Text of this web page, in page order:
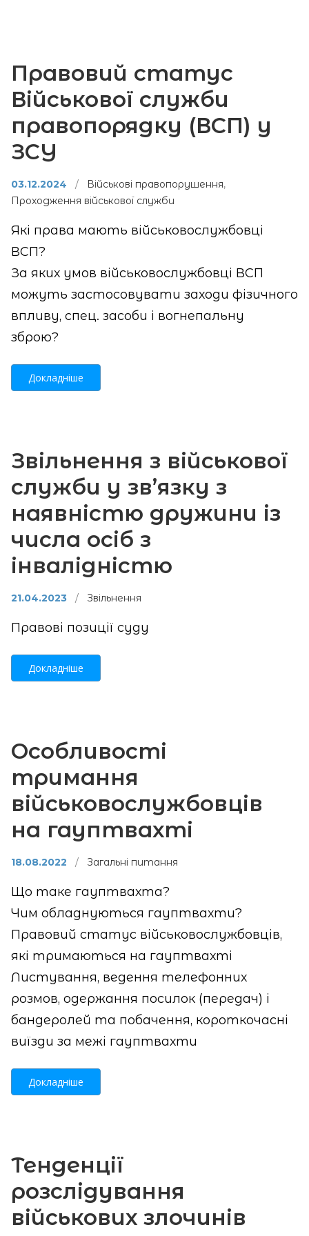
Правовий статус
Військової служби
правопорядку (ВСП) у
ЗСУ
03.12.2024 / Військові правопорушення,
Проходження військової служби
Які права мають військовослужбовці
ВСП?
За яких умов військовослужбовці ВСП
можуть застосовувати заходи фізичного
впливу, спец. засоби і вогнепальну
зброю?
Докладніше
Звільнення з військової
служби у зв’язку з
наявністю дружини із
числа осіб з
інвалідністю
21.04.2023 / Звільнення
Правові позиції суду
Докладніше
Особливості
тримання
військовослужбовців
на гауптвахті
18.08.2022 / Загальні питання
Що таке гауптвахта?
Чим обладнуються гауптвахти?
Правовий статус військовослужбовців,
які тримаються на гауптвахті
Листування, ведення телефонних
розмов, одержання посилок (передач) і
бандеролей та побачення, короткочасні
виїзди за межі гауптвахти
Докладніше
Тенденції
розслідування
військових злочинів